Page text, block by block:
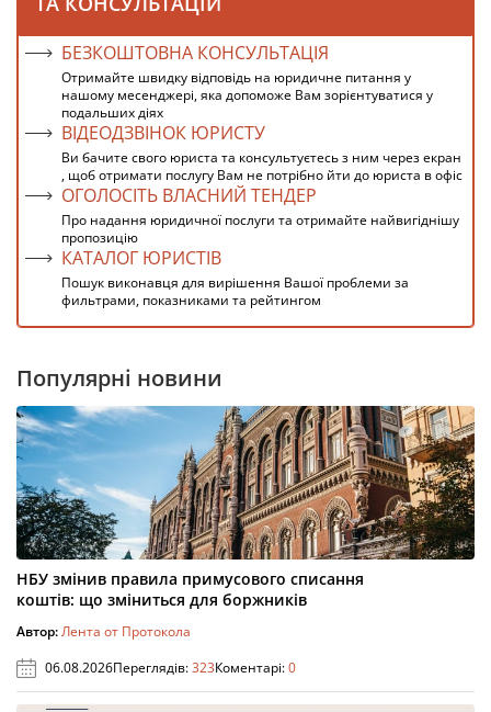
БЕЗКОШТОВНА КОНСУЛЬТАЦІЯ
Отримайте швидку відповідь на юридичне питання у
нашому месенджері, яка допоможе Вам зорієнтуватися у
подальших діях
ВІДЕОДЗВІНОК ЮРИСТУ
Ви бачите свого юриста та консультуєтесь з ним через екран
, щоб отримати послугу Вам не потрібно йти до юриста в офіс
ОГОЛОСІТЬ ВЛАСНИЙ ТЕНДЕР
Про надання юридичної послуги та отримайте найвигіднішу
пропозицію
КАТАЛОГ ЮРИСТІВ
Пошук виконавця для вирішення Вашої проблеми за
фильтрами, показниками та рейтингом
Популярні новини
НБУ змінив правила примусового списання
коштів: що зміниться для боржників
Автор:Лента от Протокола
06.08.2026Переглядів:323Коментарі:0